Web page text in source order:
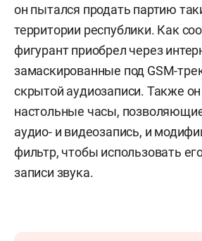
он пытался продать партию
территории республики. Как
фигурант приобрел через
замаскированные под GSM-
скрытой аудиозаписи. Также
настольные часы,
аудио- и видеозапись, и
фильтр, чтобы использовать
записи звука.